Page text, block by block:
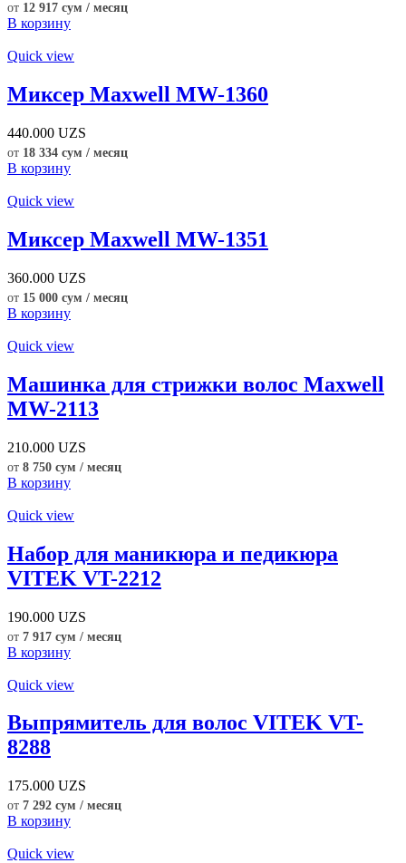
от 12 917 сум / месяц
В корзину
Quick view
Миксер Maxwell MW-1360
440.000 UZS
от 18 334 сум / месяц
В корзину
Quick view
Миксер Maxwell MW-1351
360.000 UZS
от 15 000 сум / месяц
В корзину
Quick view
Машинка для стрижки волос Maxwell
MW-2113
210.000 UZS
от 8 750 сум / месяц
В корзину
Quick view
Набор для маникюра и педикюра
VITEK VT-2212
190.000 UZS
от 7 917 сум / месяц
В корзину
Quick view
Выпрямитель для волос VITEK VT-
8288
175.000 UZS
от 7 292 сум / месяц
В корзину
Quick view